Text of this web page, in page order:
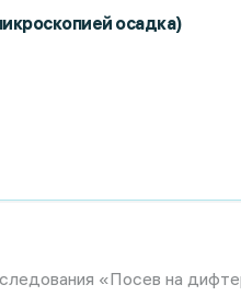
осадка)
«Посев на